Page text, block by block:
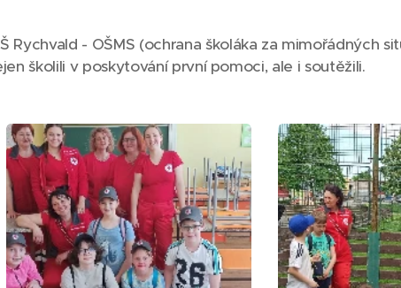
Rychvald - OŠMS (ochrana školáka za mimořádných
školili v poskytování první pomoci, ale i soutěžili.